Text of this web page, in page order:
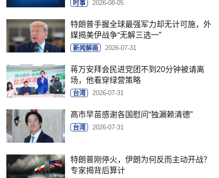
时事 2026-08-05
特朗普手握全球最强军力却无计可施，外
媒揭美伊战争“无解三选一”
新闻解画 2026-07-31
蒋万安拜会民进党团不到20分钟被请离
场，他看穿绿营策略
台湾 2026-07-31
高市早苗感谢各国慰问“独漏赖清德”
台湾 2026-07-31
特朗普刚停火，伊朗为何反而主动开战？
专家揭背后算计